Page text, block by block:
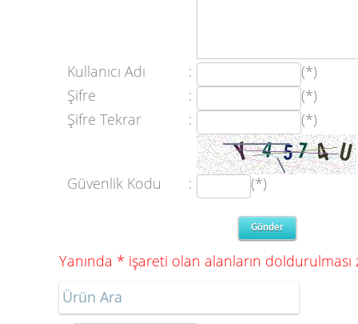
Kullanıcı Adı :
(*)
Şifre
:
(*)
Şifre Tekrar
: (*)
Güvenlik Kodu : (*)
Yanında * işareti olan alanların
Ürün Ara